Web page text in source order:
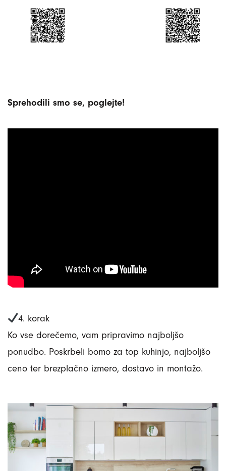
Sprehodili smo se, poglejte!
4. korak
Ko vse dorečemo, vam pripravimo najboljšo
ponudbo. Poskrbeli bomo za top kuhinjo, najboljšo
ceno ter brezplačno izmero, dostavo in montažo.